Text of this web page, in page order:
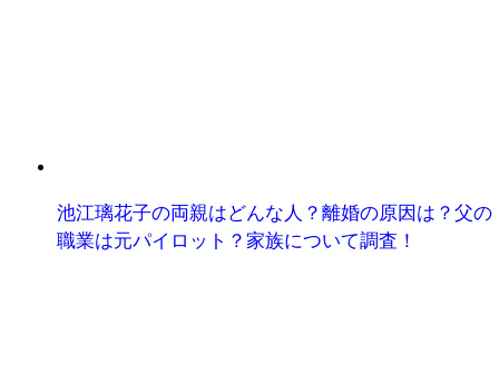
池江璃花子の両親はどんな人？離婚の原因は？父の
職業は元パイロット？家族について調査！